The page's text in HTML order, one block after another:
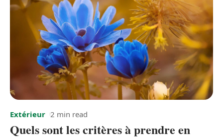
Extérieur 2 min read
Quels sont les critères à prendre en